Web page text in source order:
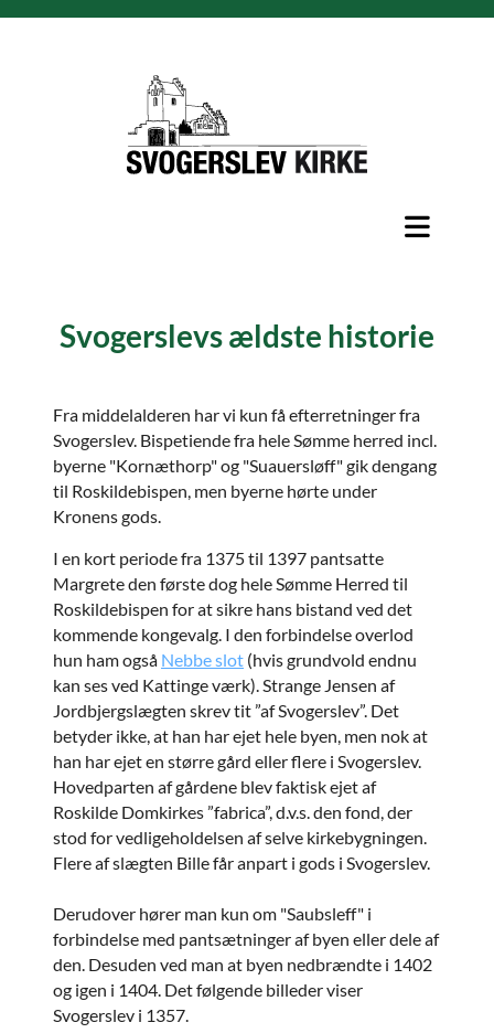
Svogerslevs ældste historie
Fra middelalderen har vi kun få efterretninger fra
Svogerslev. Bispetiende fra hele Sømme herred incl.
byerne "Kornæthorp" og "Suauersløff" gik dengang
til Roskildebispen, men byerne hørte under
Kronens gods.
I en kort periode fra 1375 til 1397 pantsatte
Margrete den første dog hele Sømme Herred til
Roskildebispen for at sikre hans bistand ved det
kommende kongevalg. I den forbindelse overlod
hun ham også Nebbe slot (hvis grundvold endnu
kan ses ved Kattinge værk). Strange Jensen af
Jordbjergslægten skrev tit ”af Svogerslev”. Det
betyder ikke, at han har ejet hele byen, men nok at
han har ejet en større gård eller flere i Svogerslev.
Hovedparten af gårdene blev faktisk ejet af
Roskilde Domkirkes ”fabrica”, d.v.s. den fond, der
stod for vedligeholdelsen af selve kirkebygningen.
Flere af slægten Bille får anpart i gods i Svogerslev.
Derudover hører man kun om "Saubsleff" i
forbindelse med pantsætninger af byen eller dele af
den. Desuden ved man at byen nedbrændte i 1402
og igen i 1404. Det følgende billeder viser
Svogerslev i 1357.